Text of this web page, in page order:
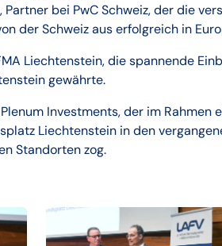
Partner bei PwC Schweiz, der die
der Schweiz aus erfolgreich in
Liechtenstein, die spannende
gewährte.
Plenum Investments, der im
Liechtenstein in den
Standorten zog.